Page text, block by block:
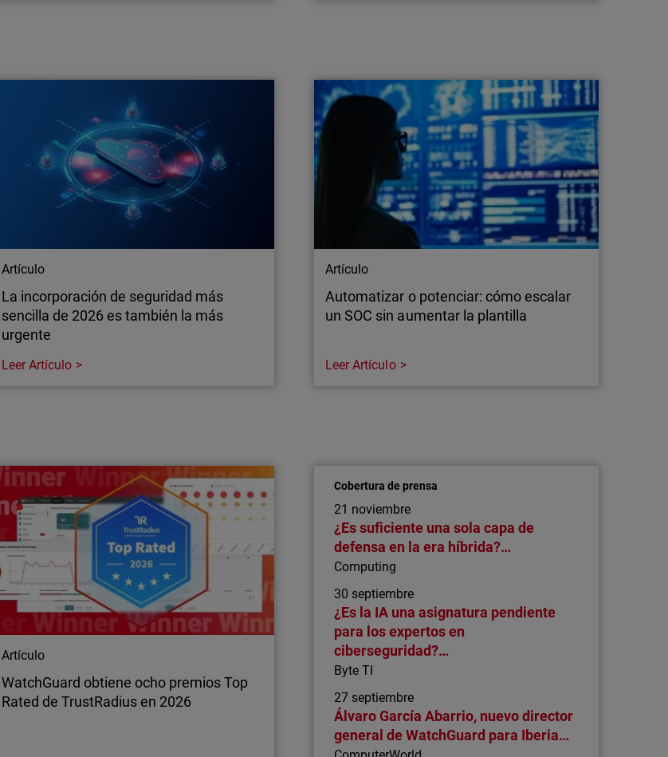
Mónica Díaz Zubiaur, vicepresidenta de
Ingeniería de WatchGuard, ha sido reconocida
por Red Seguridad con el Trofeo al
Profesional Responsable de Ciberseguridad,
Tecnología y Privacidad.
seguridad
Las organizaciones disponen de visibilidad,
pero no de capacidad suficiente para actuar.
El reto consiste en transformar el creciente
volumen de datos de seguridad en decisiones
rápidas y escalables.
Artículo
La incorporación de seguridad más
sencilla de 2026 es también la más
urgente
urgente
Descubre por qué CloudDR es una solución de
seguridad imprescindible para los MSP en
2026, al proporcionar visibilidad sobre los
entornos cloud, protección de las identidades
y detección proactiva de amenazas.
Leer Artículo
Artículo
Automatizar o potenciar: cómo escalar
un SOC sin aumentar la plantilla
Descubre cómo la IA aplicada a la
rutinarias del SOC y multiplicar el impacto de
los analistas humanos en sus flujos de
trabajo diarios.
Leer Artículo
Artículo
WatchGuard obtiene ocho premios Top
Rated de TrustRadius en 2026
Cobertura de prensa
21 noviembre
¿Es suficiente una sola capa de
defensa en la era híbrida?…
Computing
30 septiembre
¿Es la IA una asignatura pendiente
para los expertos en
ciberseguridad?…
Byte TI
27 septiembre
Álvaro García Abarrio, nuevo director
general de WatchGuard para Iberia…